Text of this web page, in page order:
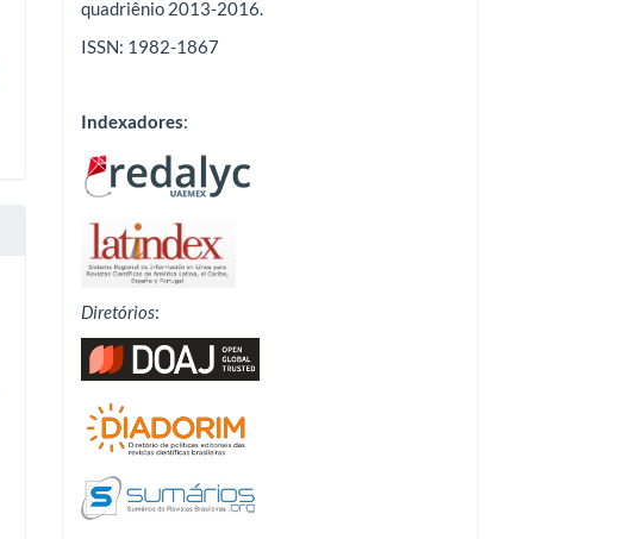
quadriênio 2013-2016.
ISSN: 1982-1867
Indexadores:
Diretórios: